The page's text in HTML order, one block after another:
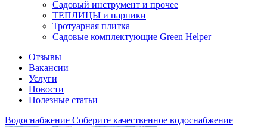
Садовый инструмент и прочее
ТЕПЛИЦЫ и парники
Тротуарная плитка
Садовые комплектующие Green Helper
Отзывы
Вакансии
Услуги
Новости
Полезные статьи
Водоснабжение Соберите качественное водоснабжение